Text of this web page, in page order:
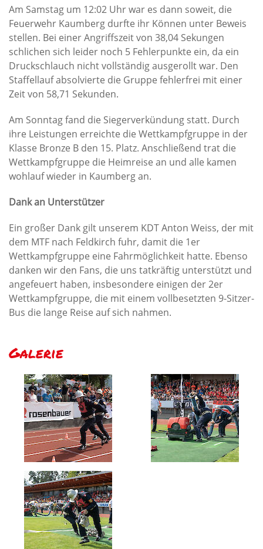
Am Samstag um 12:02 Uhr war es dann soweit, die
Feuerwehr Kaumberg durfte ihr Können unter Beweis
stellen. Bei einer Angriffszeit von 38,04 Sekungen
schlichen sich leider noch 5 Fehlerpunkte ein, da ein
Druckschlauch nicht vollständig ausgerollt war. Den
Staffellauf absolvierte die Gruppe fehlerfrei mit einer
Zeit von 58,71 Sekunden.
Am Sonntag fand die Siegerverkündung statt. Durch
ihre Leistungen erreichte die Wettkampfgruppe in der
Klasse Bronze B den 15. Platz. Anschließend trat die
Wettkampfgruppe die Heimreise an und alle kamen
wohlauf wieder in Kaumberg an.
Dank an Unterstützer
Ein großer Dank gilt unserem KDT Anton Weiss, der mit
dem MTF nach Feldkirch fuhr, damit die 1er
Wettkampfgruppe eine Fahrmöglichkeit hatte. Ebenso
danken wir den Fans, die uns tatkräftig unterstützt und
angefeuert haben, insbesondere einigen der 2er
Wettkampfgruppe, die mit einem vollbesetzten 9-Sitzer-
Bus die lange Reise auf sich nahmen.
Galerie